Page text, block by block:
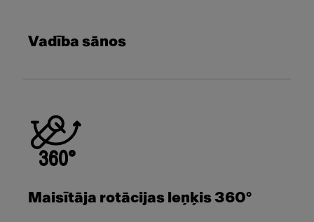
Vadība sānos
Maisītāja rotācijas leņķis 360°